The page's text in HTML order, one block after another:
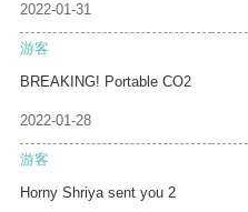
2022-01-31
游客
BREAKING! Portable CO2
2022-01-28
游客
Horny Shriya sent you 2